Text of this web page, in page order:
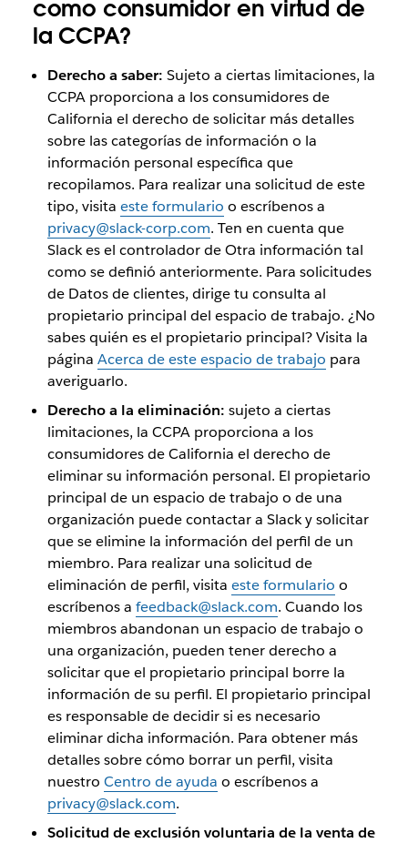
como consumidor en virtud de
la CCPA?
Derecho a saber: Sujeto a ciertas limitaciones, la
CCPA proporciona a los consumidores de
California el derecho de solicitar más detalles
sobre las categorías de información o la
información personal específica que
recopilamos. Para realizar una solicitud de este
tipo, visita este formulario o escríbenos a
privacy@slack-corp.com. Ten en cuenta que
Slack es el controlador de Otra información tal
como se definió anteriormente. Para solicitudes
de Datos de clientes, dirige tu consulta al
propietario principal del espacio de trabajo. ¿No
sabes quién es el propietario principal? Visita la
página Acerca de este espacio de trabajo para
averiguarlo.
Derecho a la eliminación: sujeto a ciertas
limitaciones, la CCPA proporciona a los
consumidores de California el derecho de
eliminar su información personal. El propietario
principal de un espacio de trabajo o de una
organización puede contactar a Slack y solicitar
que se elimine la información del perfil de un
miembro. Para realizar una solicitud de
eliminación de perfil, visita este formulario o
escríbenos a feedback@slack.com. Cuando los
miembros abandonan un espacio de trabajo o
una organización, pueden tener derecho a
solicitar que el propietario principal borre la
información de su perfil. El propietario principal
es responsable de decidir si es necesario
eliminar dicha información. Para obtener más
detalles sobre cómo borrar un perfil, visita
nuestro Centro de ayuda o escríbenos a
privacy@slack.com.
Solicitud de exclusión voluntaria de la venta de